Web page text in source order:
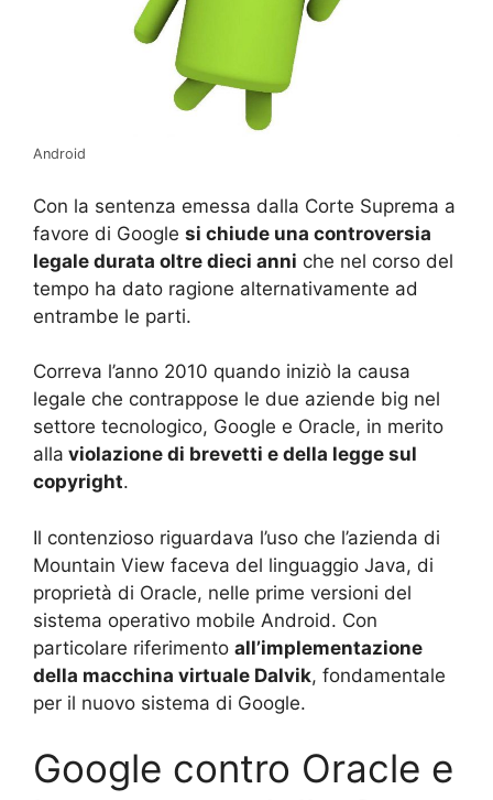
Android
Con la sentenza emessa dalla Corte Suprema a
favore di Google si chiude una controversia
legale durata oltre dieci anni che nel corso del
tempo ha dato ragione alternativamente ad
entrambe le parti.
Correva l’anno 2010 quando iniziò la causa
legale che contrappose le due aziende big nel
settore tecnologico, Google e Oracle, in merito
alla violazione di brevetti e della legge sul
copyright.
Il contenzioso riguardava l’uso che l’azienda di
Mountain View faceva del linguaggio Java, di
proprietà di Oracle, nelle prime versioni del
sistema operativo mobile Android. Con
particolare riferimento all’implementazione
della macchina virtuale Dalvik, fondamentale
per il nuovo sistema di Google.
Google contro Oracle e